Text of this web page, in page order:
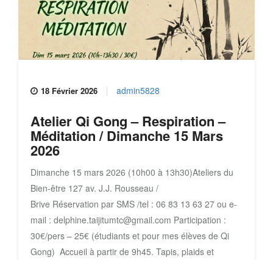
18 Février 2026 admin5828
Atelier Qi Gong – Respiration –
Méditation / Dimanche 15 Mars
2026
Dimanche 15 mars 2026 (10h00 à 13h30)Ateliers du
Bien-être 127 av. J.J. Rousseau /
Brive Réservation par SMS /tel : 06 83 13 63 27 ou e-
mail : delphine.taijitumtc@gmail.com Participation :
30€/pers – 25€ (étudiants et pour mes élèves de Qi
Gong) Accueil à partir de 9h45. Tapis, plaids et